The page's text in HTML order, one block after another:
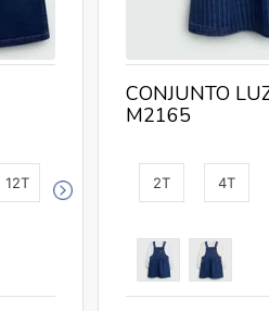
12T 2T 4T
CONJUNTO
M2165